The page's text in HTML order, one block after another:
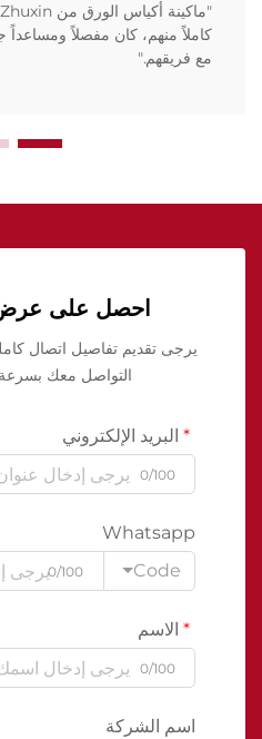
كاملاً منهم، كان مفصلاً
مع فريقهم."
احصل على
يرجى تقديم تفاصيل اتصال
التواصل معك
البريد الإلكتروني
0/100
Whatsapp
Code
0/100
الاسم
0/100
اسم الشركة